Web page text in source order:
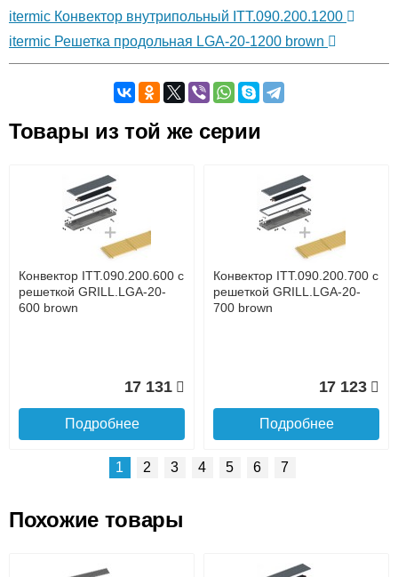
itermic Конвектор внутрипольный ITT.090.200.1200
itermic Решетка продольная LGA-20-1200 brown
Оставьте отзыв
Доставка сантехники по Москве и Московской области
Наличный расчёт
Банковской картой на сайте в режиме реального
времени
Банковской картой при получении товара как при
доставке, так и самовывозом
Интернет-деньгами (Yandex-деньги, Web-money,
Qiwi-кошельки и другие).
Безналичный расчёт (возможно и с НДС)
Товары из той же серии
Конвектор ITT.090.200.600 с
решеткой GRILL.LGA-20-
600 brown
17 131
Подробнее
Конвектор ITT.090.200.700 с
решеткой GRILL.LGA-20-
700 brown
17 123
Подробнее
Конвектор ITT.090.200.1400 Конвектор ITT.090.200.1300
1 2 3 4 5 6 7
Похожие товары